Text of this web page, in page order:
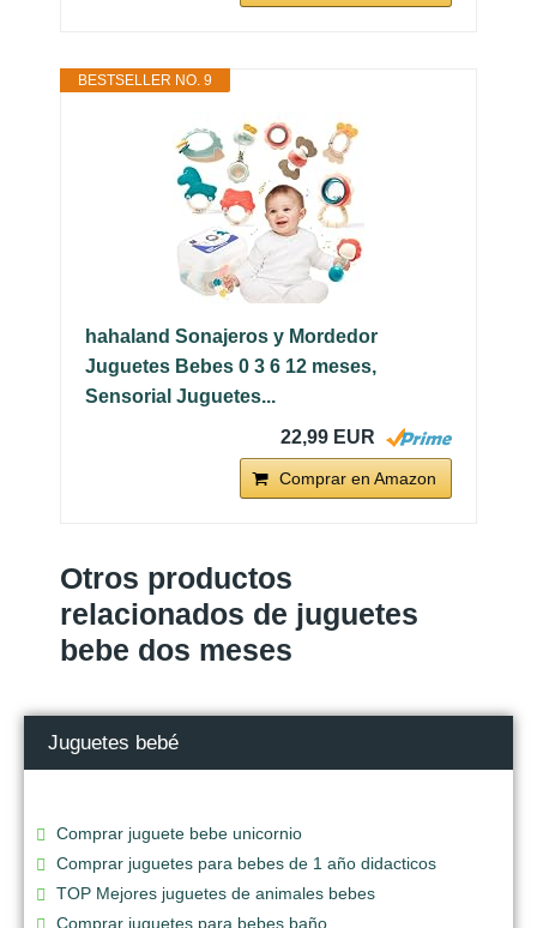
BESTSELLER NO. 9
hahaland Sonajeros y Mordedor
Juguetes Bebes 0 3 6 12 meses,
Sensorial Juguetes...
22,99 EUR
Comprar en Amazon
Otros productos
relacionados de juguetes
bebe dos meses
Juguetes bebé
Comprar juguete bebe unicornio
Comprar juguetes para bebes de 1 año didacticos
TOP Mejores juguetes de animales bebes
Comprar juguetes para bebes baño